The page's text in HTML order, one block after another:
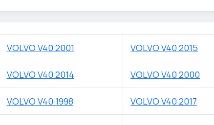
VOLVO V40 2001 VOLVO V40 2015
VOLVO V40 2014 VOLVO V40 2000
VOLVO V40 1998 VOLVO V40 2017